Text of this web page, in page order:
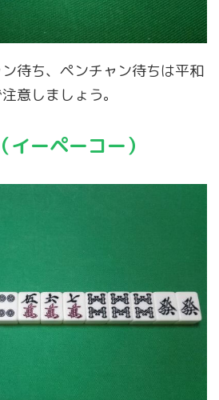
待ち、ペンチャン待ちは平和
意しましょう。
イーペーコー）